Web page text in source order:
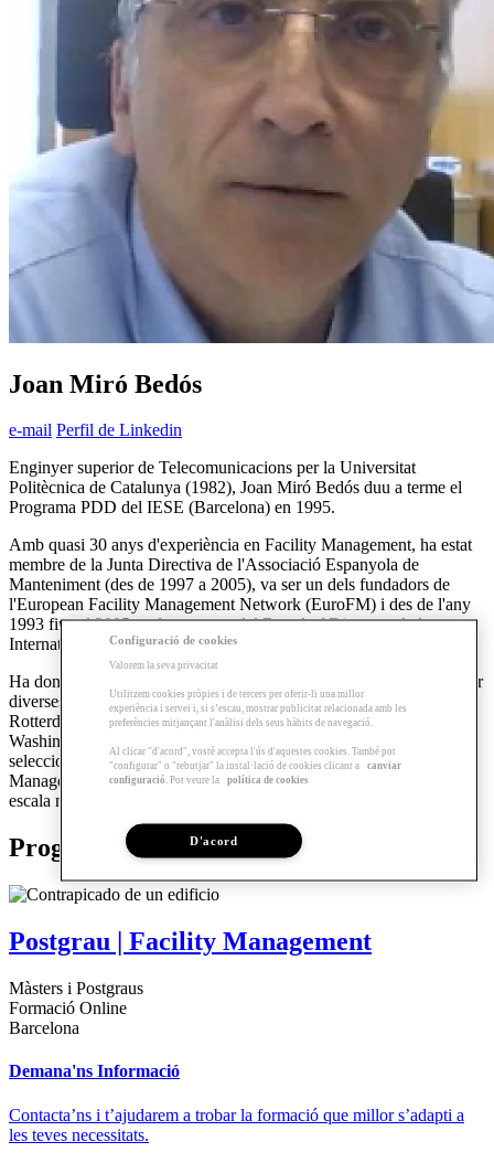
Joan Miró Bedós
e-mail Perfil de Linkedin
Enginyer superior de Telecomunicacions per la Universitat
Politècnica de Catalunya (1982), Joan Miró Bedós duu a terme el
Programa PDD del IESE (Barcelona) en 1995.
Amb quasi 30 anys d'experiència en Facility Management, ha estat
membre de la Junta Directiva de l'Associació Espanyola de
Manteniment (des de 1997 a 2005), va ser un dels fundadors de
l'European Facility Management Network (EuroFM) i des de l'any
1993 fins al 2005 va formar part del Board of Directors de la
International Society of Facilities Executives (MIT, Boston, USA).
Ha donat conferències relacionades amb el Facility Management per
diverses ciutats espanyoles, a Europa (Londres, Glasgow,
Rotterdam, Estrasburg, Lisboa), Estats Units (Boston, Chicago,
Washington DC), Mèxic (Mèxic DF) i Perú (Lima). El 2000 va ser
seleccionat per la revista americana "Facilities Design &
Management" entre les 10 "rising stars" del Facility Management a
escala mundial.
Programes relacionats
Postgrau | Facility Management
Màsters i Postgraus
Formació Online
Barcelona
Demana'ns Informació
Contacta’ns i t’ajudarem a trobar la formació que millor s’adapti a
les teves necessitats.
Configuració de cookies
Valorem la seva privacitat
Utilitzem cookies pròpies i de tercers per oferir-li una millor
experiència i servei i, si s’escau, mostrar publicitat relacionada amb les
preferències mitjançant l'anàlisi dels seus hàbits de navegació.
Al clicar "d'acord", vostè accepta l'ús d'aquestes cookies. També pot
"configurar" o "rebutjar" la instal·lació de cookies clicant a
canviar
configuració . Pot veure la política de cookies
D'acord